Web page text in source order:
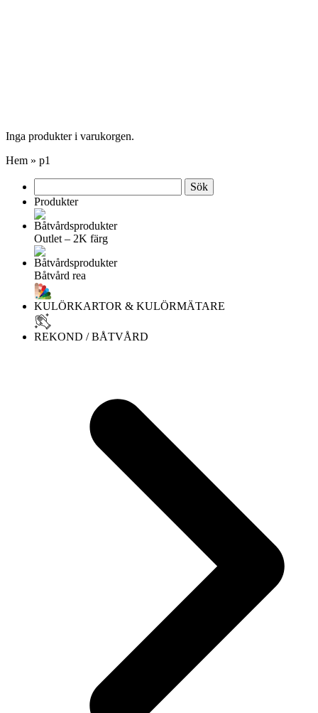
Inga produkter i varukorgen.
Hem » p1
efter:
Produkter
Outlet – 2K färg
Båtvård rea
KULÖRKARTOR & KULÖRMÄTARE
REKOND / BÅTVÅRD